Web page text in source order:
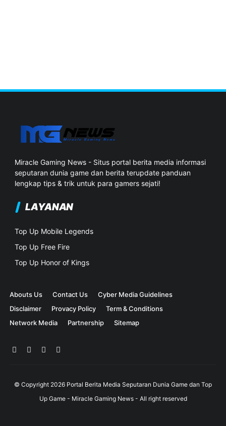
Miracle Gaming News - Situs portal berita media informasi
seputaran dunia game dan berita terupdate panduan
lengkap tips & trik untuk para gamers sejati!
LAYANAN
Top Up Mobile Legends
Top Up Free Fire
Top Up Honor of Kings
Abouts Us Contact Us
Cyber Media Guidelines
Disclaimer
Provacy Policy
Term & Conditions
Network Media
Partnership Sitemap
© Copyright 2026 Portal Berita Media Seputaran Dunia Game dan Top
Up Game - Miracle Gaming News- All right reserved